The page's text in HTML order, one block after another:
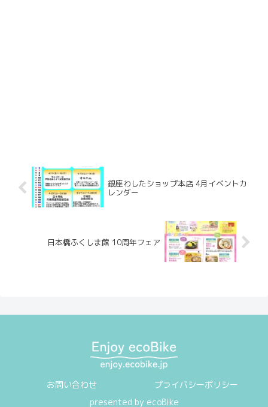
銀座わしたショップ本店 4月イベントカ
レンダー
日本橋ふくしま館 10周年フェア
お問い合わせ
プライバシーポリシー
presented by ecoBike